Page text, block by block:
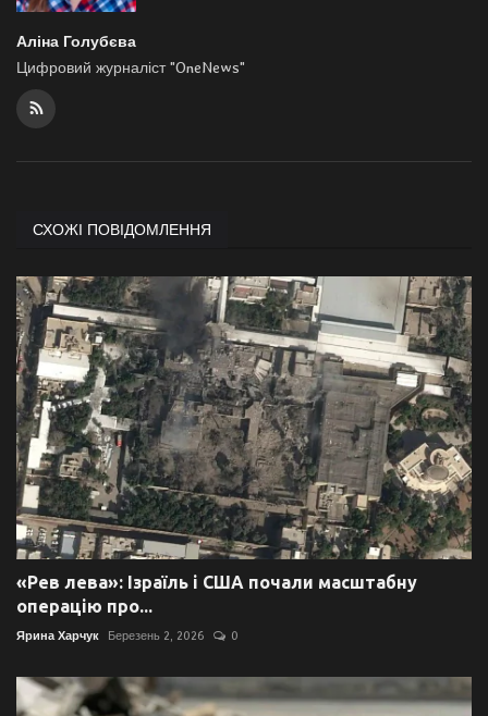
Аліна Голубєва
Цифровий журналіст "OneNews"
СХОЖІ ПОВІДОМЛЕННЯ
«Рев лева»: Ізраїль і США почали масштабну
операцію про...
Ярина Харчук Березень 2, 2026 0